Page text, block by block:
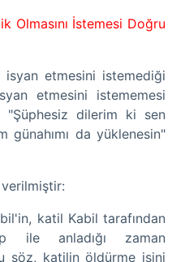
Olmasını İstemesi Doğru
etmesini istemediği
etmesini istememesi
dilerim ki sen
günahımı da yüklenesin"
katil Kabil tarafından
ile anladığı zaman
söz, katilin öldürme işini